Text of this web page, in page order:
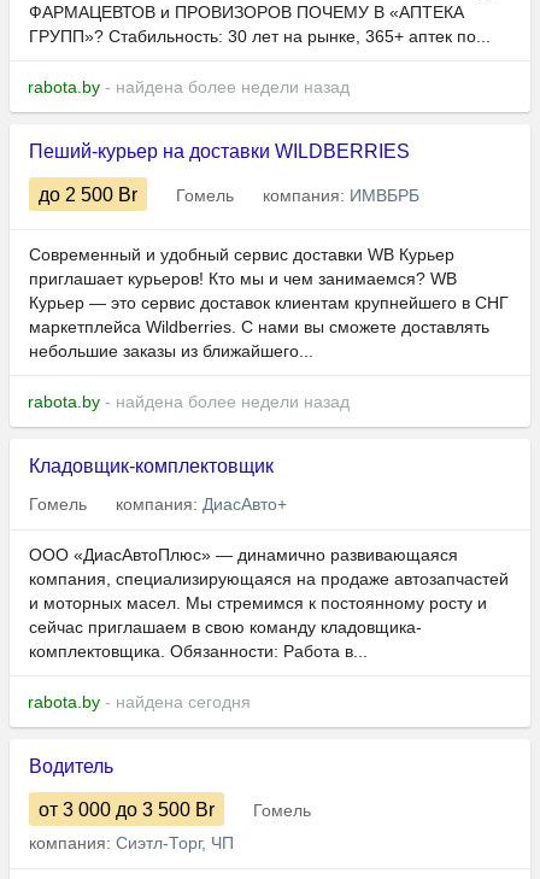
ФАРМАЦЕВТОВ и ПРОВИЗОРОВ ПОЧЕМУ В «АПТЕКА
ГРУПП»? Стабильность: 30 лет на рынке, 365+ аптек по...
rabota.by - найдена более недели назад
Пеший-курьер на доставки WILDBERRIES
до 2 500 Br Гомель компания: ИМВБРБ
Современный и удобный сервис доставки WB Курьер
приглашает курьеров! Кто мы и чем занимаемся? WB
Курьер — это сервис доставок клиентам крупнейшего в СНГ
маркетплейса Wildberries. С нами вы сможете доставлять
небольшие заказы из ближайшего...
rabota.by - найдена более недели назад
Кладовщик-комплектовщик
Гомель компания: ДиасАвто+
ООО «ДиасАвтоПлюс» — динамично развивающаяся
компания, специализирующаяся на продаже автозапчастей
и моторных масел. Мы стремимся к постоянному росту и
сейчас приглашаем в свою команду кладовщика-
комплектовщика. Обязанности: Работа в...
rabota.by - найдена сегодня
Водитель
от 3 000 до 3 500 Br
Гомель
компания: Сиэтл-Торг, ЧП